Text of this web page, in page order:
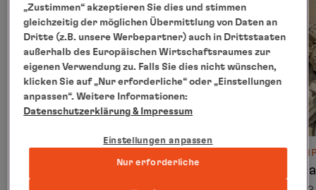
„Zustimmen“ akzeptieren Sie dies und stimmen
gleichzeitig der möglichen Übermittlung von Daten an
Dritte (z.B. unsere Werbepartner) auch in Drittstaaten
außerhalb des Europäischen Wirtschaftsraumes zur
eigenen Verwendung zu. Falls Sie dies nicht wünschen,
klicken Sie auf „Nur erforderliche“ oder „Einstellungen
anpassen“. Weitere Informationen:
Datenschutzerklärung & Impressum
Einstellungen anpassen
Nur erforderliche